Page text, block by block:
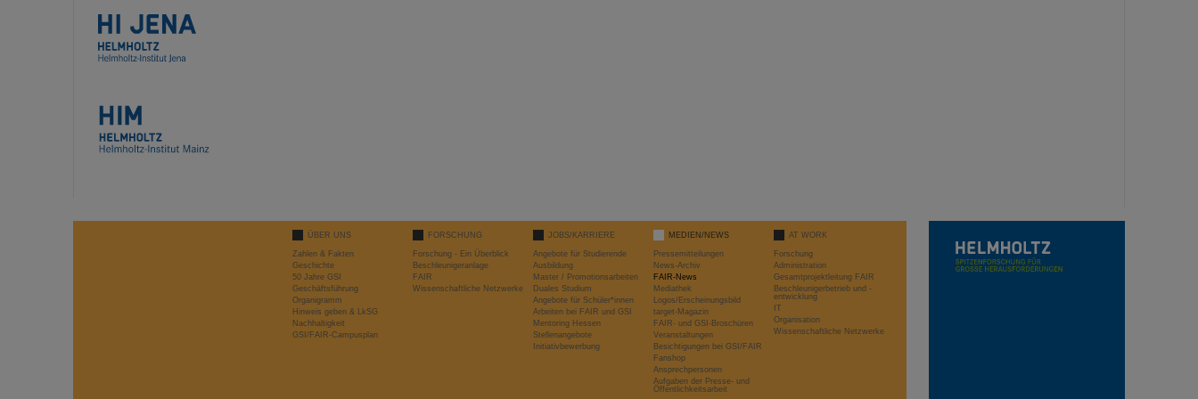
ÜBER UNS
Zahlen & Fakten
Geschichte
50 Jahre GSI
Geschäftsführung
Organigramm
Hinweis geben & LkSG
Nachhaltigkeit
GSI/FAIR-Campusplan
FORSCHUNG
Forschung - Ein Überblick
Beschleunigeranlage
FAIR
Wissenschaftliche Netzwerke
JOBS/KARRIERE
Angebote für Studierende
Ausbildung
Master / Promotionsarbeiten
Duales Studium
Angebote für Schüler*innen
Arbeiten bei FAIR und GSI
Mentoring Hessen
Stellenangebote
Initiativbewerbung
MEDIEN/NEWS
Pressemitteilungen
News-Archiv
FAIR-News
Mediathek
Logos/Erscheinungsbild
target-Magazin
FAIR- und GSI-Broschüren
Veranstaltungen
Besichtigungen bei GSI/FAIR
Fanshop
Ansprechpersonen
Aufgaben der Presse- und
Öffentlichkeitsarbeit
AT WORK
Forschung
Administration
Gesamtprojektleitung FAIR
Beschleunigerbetrieb und -
entwicklung
IT
Organisation
Wissenschaftliche Netzwerke